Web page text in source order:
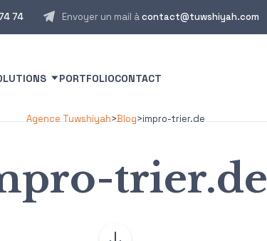
74 Envoyer un mail àcontact@tuwshiyah.com
PORTFOLIOCONTACT
Agence Tuwshiyah>Blog>impro-trier.de
trier.de